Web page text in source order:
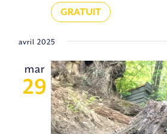
GRATUIT
avril 2025
mar
29